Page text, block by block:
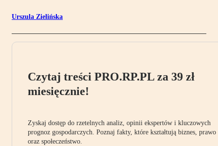
Urszula Zielińska
Czytaj treści PRO.RP.PL za 39 zł
miesięcznie!
Zyskaj dostęp do rzetelnych analiz, opinii ekspertów i kluczowych
prognoz gospodarczych. Poznaj fakty, które kształtują biznes, prawo
oraz społeczeństwo.